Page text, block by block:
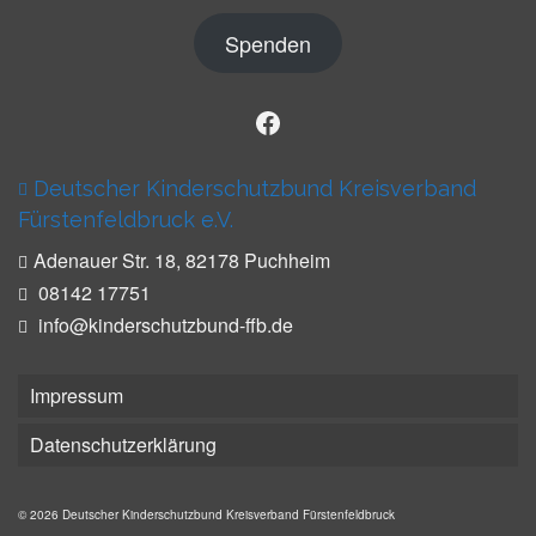
Spenden
Facebook
Deutscher Kinderschutzbund Kreisverband
Fürs­ten­feld­bruck e.V.
Ade­nauer Str. 18, 82178 Puch­heim
08142 17751
info@kinderschutzbund-ffb.de
Impressum
Datenschutzerklärung
© 2026 Deutscher Kinderschutzbund Kreisverband Fürs­ten­feld­bruck